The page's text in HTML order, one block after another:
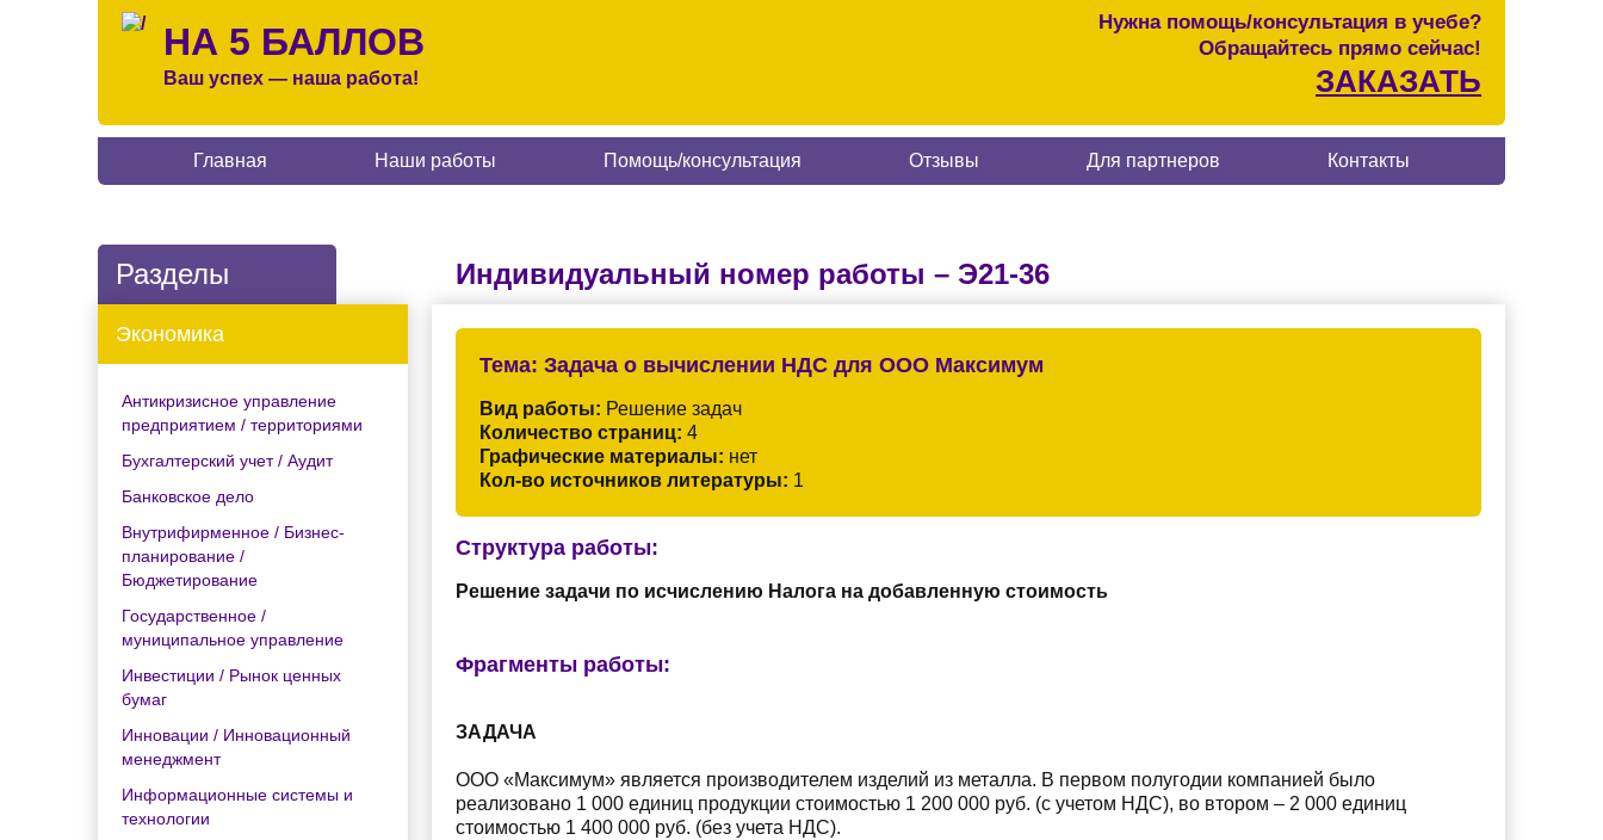
НА 5 БАЛЛОВ
Ваш успех — наша работа!
Нужна помощь/консультация в учебе?
Обращайтесь прямо сейчас!
ЗАКАЗАТЬ
Главная Наши работы Помощь/консультация Отзывы Для партнеров Контакты
Разделы
Экономика
Антикризисное управление
предприятием / территориями
Бухгалтерский учет / Аудит
Банковское дело
Внутрифирменное / Бизнес-
планирование /
Бюджетирование
Государственное /
муниципальное управление
Инвестиции / Рынок ценных
бумаг
Инновации / Инновационный
менеджмент
Информационные системы и
технологии
Индивидуальный номер работы – Э21-36
Тема: Задача о вычислении НДС для ООО Максимум
Вид работы: Решение задач
Количество страниц: 4
Графические материалы: нет
Кол-во источников литературы: 1
Структура работы:
Решение задачи по исчислению Налога на добавленную стоимость
Фрагменты работы:
ЗАДАЧА
ООО «Максимум» является производителем изделий из металла. В первом полугодии компанией было
реализовано 1 000 единиц продукции стоимостью 1 200 000 руб. (с учетом НДС), во втором – 2 000 единиц
стоимостью 1 400 000 руб. (без учета НДС).